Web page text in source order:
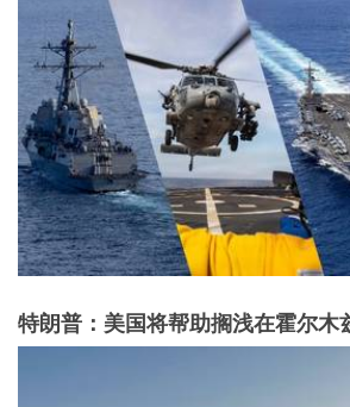
特朗普：美国将帮助搁浅在霍尔木